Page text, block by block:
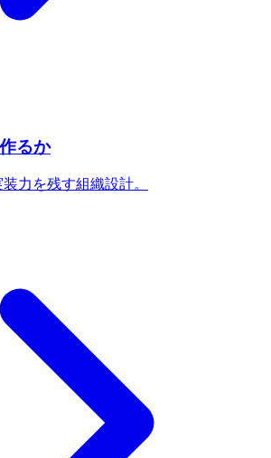
るか
力を残す組織設計。